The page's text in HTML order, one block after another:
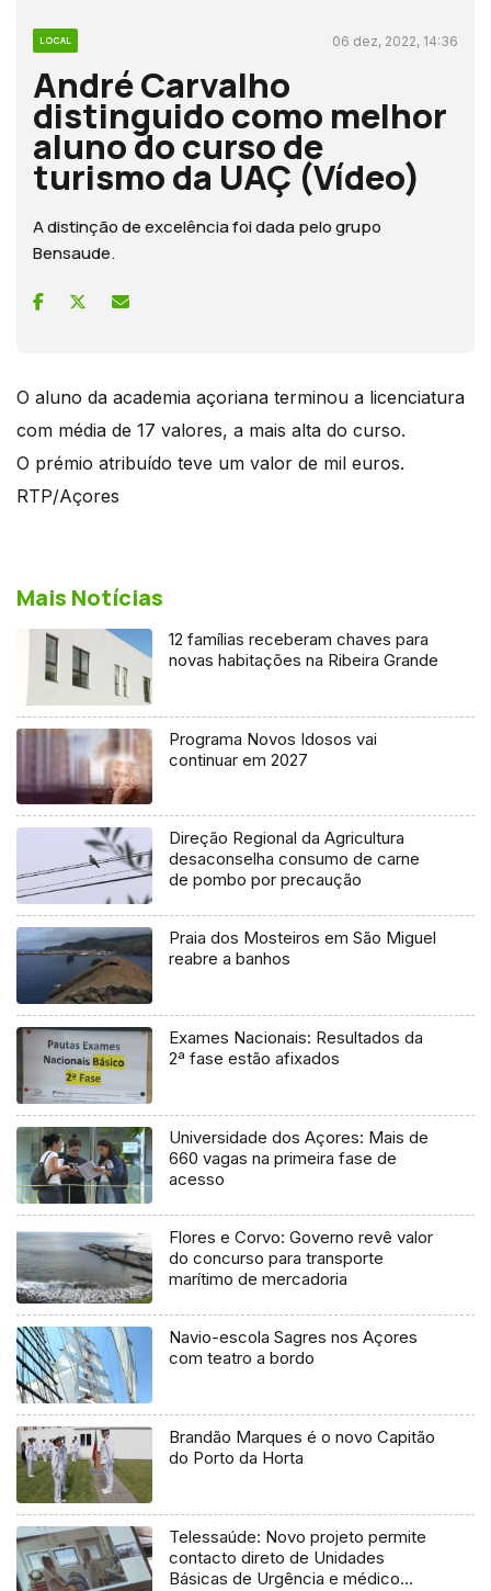
LOCAL 06 dez, 2022, 14:36
André Carvalho
distinguido como melhor
aluno do curso de
turismo da UAÇ (Vídeo)
A distinção de excelência foi dada pelo grupo
Bensaude.
O aluno da academia açoriana terminou a licenciatura
com média de 17 valores, a mais alta do curso.
O prémio atribuído teve um valor de mil euros.
RTP/Açores
Mais Notícias
12 famílias receberam chaves para
novas habitações na Ribeira Grande
Programa Novos Idosos vai
continuar em 2027
Direção Regional da Agricultura
desaconselha consumo de carne
de pombo por precaução
Praia dos Mosteiros em São Miguel
reabre a banhos
Exames Nacionais: Resultados da
2ª fase estão afixados
Universidade dos Açores: Mais de
660 vagas na primeira fase de
acesso
Flores e Corvo: Governo revê valor
do concurso para transporte
marítimo de mercadoria
Navio-escola Sagres nos Açores
com teatro a bordo
Brandão Marques é o novo Capitão
do Porto da Horta
Telessaúde: Novo projeto permite
contacto direto de Unidades
Básicas de Urgência e médico